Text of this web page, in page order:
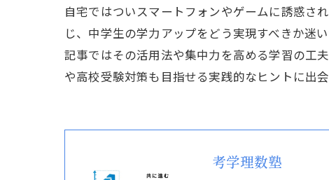
自宅ではついスマートフォンやゲームに誘惑さ
じ、中学生の学力アップをどう実現すべきか迷
記事ではその活用法や集中力を高める学習の工
や高校受験対策も目指せる実践的なヒントに出会
考学理数塾